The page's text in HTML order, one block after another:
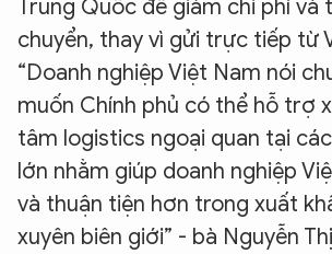
Trung Quốc để giảm chi phí và
chuyển, thay vì gửi trực tiếp từ
“Doanh nghiệp Việt Nam nói
muốn Chính phủ có thể hỗ trợ
tâm logistics ngoại quan tại
lớn nhằm giúp doanh nghiệp
và thuận tiện hơn trong xuất
xuyên biên giới” - bà Nguyễn
XIN CHÀO,